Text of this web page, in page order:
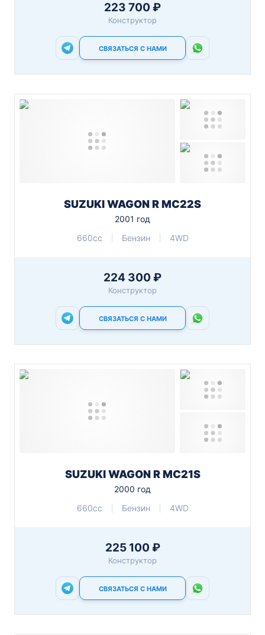
223 700 ₽
Конструктор
СВЯЗАТЬСЯ С НАМИ
SUZUKI WAGON R MC22S
2001 год
660cc
Бензин 4WD
224 300 ₽
Конструктор
СВЯЗАТЬСЯ С НАМИ
SUZUKI WAGON R MC21S
2000 год
660cc
Бензин 4WD
225 100 ₽
Конструктор
СВЯЗАТЬСЯ С НАМИ